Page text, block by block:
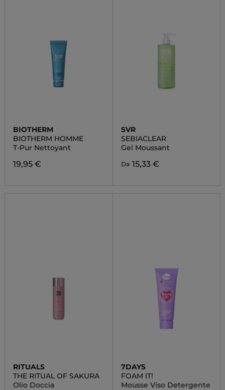
BIOTHERM
BIOTHERM HOMME
T-Pur Nettoyant
19,95 €
SVR
SEBIACLEAR
Gel Moussant
Da 15,33 €
RITUALS
THE RITUAL OF SAKURA
Olio Doccia
7DAYS
FOAM IT!
Mousse Viso Detergente